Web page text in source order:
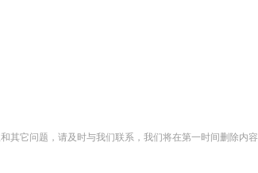
其它问题，请及时与我们联系，我们将在第一时间删除内